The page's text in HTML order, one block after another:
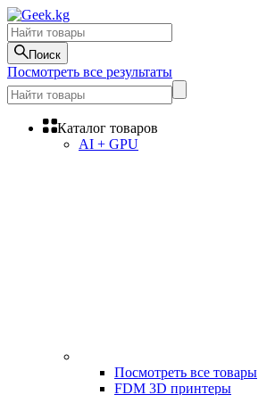
Поиск
Посмотреть все результаты
Каталог товаров
AI + GPU
Посмотреть все товары
FDM 3D принтеры